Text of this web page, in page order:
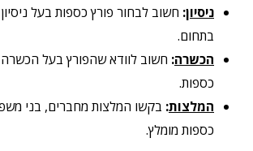
ניסיון: חשוב לבחור פורץ כספות בעל
בתחום.
הכשרה: חשוב לוודא שהפורץ בעל
כספות.
המלצות: בקשו המלצות מחברים, בני
כספות מומלץ.